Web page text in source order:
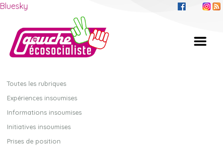
Bluesky
Toutes les rubriques
Expériences insoumises
Informations insoumises
Initiatives insoumises
Prises de position